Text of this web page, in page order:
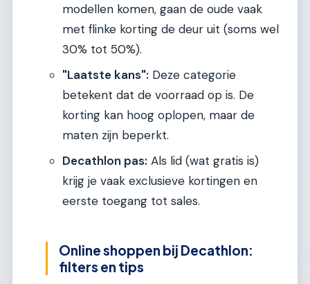
modellen komen, gaan de oude vaak
met flinke korting de deur uit (soms wel
30% tot 50%).
"Laatste kans": Deze categorie
betekent dat de voorraad op is. De
korting kan hoog oplopen, maar de
maten zijn beperkt.
Decathlon pas: Als lid (wat gratis is)
krijg je vaak exclusieve kortingen en
eerste toegang tot sales.
Online shoppen bij Decathlon:
filters en tips